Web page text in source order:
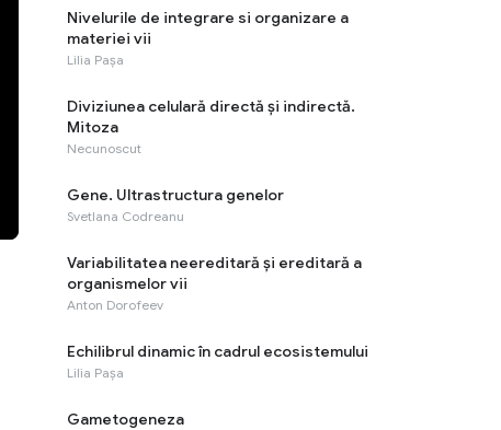
Nivelurile de integrare si organizare a
materiei vii
Lilia Pașa
Diviziunea celulară directă și indirectă.
Mitoza
Necunoscut
Gene. Ultrastructura genelor
Svetlana Codreanu
Variabilitatea neereditară și ereditară a
organismelor vii
Anton Dorofeev
Echilibrul dinamic în cadrul ecosistemului
Lilia Pașa
Gametogeneza